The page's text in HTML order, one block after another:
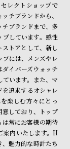
レクトショップで
チブランドから、
ブランドまで、多
しています。感性
トアとして、新し
プには、メンズやレ
イバーズウォッチ
います。また、マ
追求するオシャレ
楽しむ方々にとっ
意しており、トップ
は常にお客様の期待
案内いたします。H
魅力的な時計たち